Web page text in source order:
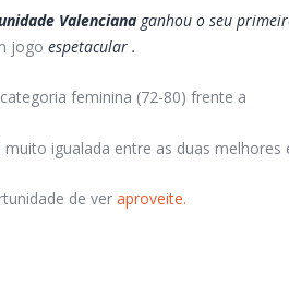
Valenciana ganhou o seu
jogo espetacular .
feminina (72-80) frente a
muito igualada entre as duas melhores
de ver aproveite.